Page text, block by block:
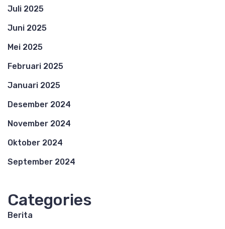
Juli 2025
Juni 2025
Mei 2025
Februari 2025
Januari 2025
Desember 2024
November 2024
Oktober 2024
September 2024
Categories
Berita